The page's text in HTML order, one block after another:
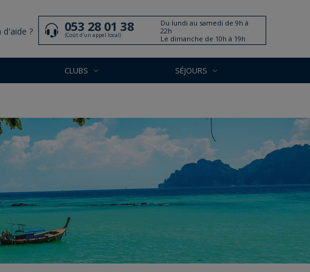
d'aide ? 053 28 01 38
(Coût d'un appel local)
Du lundi au samedi de 9h à
22h
Le dimanche de 10h à 19h
CLUBS SÉJOURS